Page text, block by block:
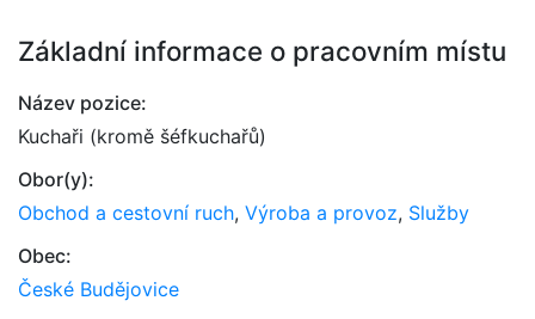
Základní informace o pracovním místu
Název pozice:
Kuchaři (kromě šéfkuchařů)
Obor(y):
Obchod a cestovní ruch, Výroba a provoz, Služby
Obec:
České Budějovice